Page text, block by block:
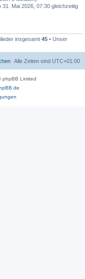
31. Mai 2026, 07:30 gleichzeitig
insgesamt 45 • Unser
Alle Zeiten sind UTC+01:00
phpBB Limited